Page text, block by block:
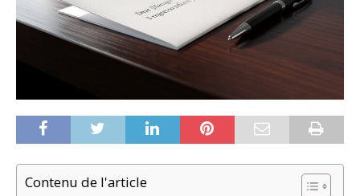
Contenu de l'article